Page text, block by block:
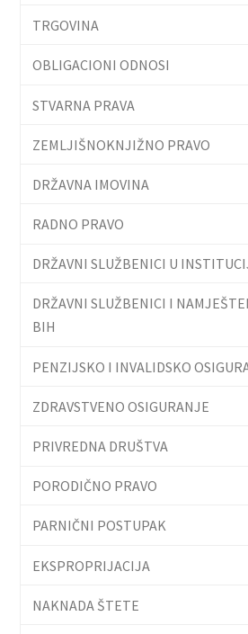
TRGOVINA
OBLIGACIONI ODNOSI
STVARNA PRAVA
ZEMLJIŠNOKNJIŽNO PRAVO
DRŽAVNA IMOVINA
RADNO PRAVO
DRŽAVNI SLUŽBENICI U
DRŽAVNI SLUŽBENICI I
BIH
PENZIJSKO I INVALIDSKO
ZDRAVSTVENO OSIGURANJE
PRIVREDNA DRUŠTVA
PORODIČNO PRAVO
PARNIČNI POSTUPAK
EKSPROPRIJACIJA
NAKNADA ŠTETE